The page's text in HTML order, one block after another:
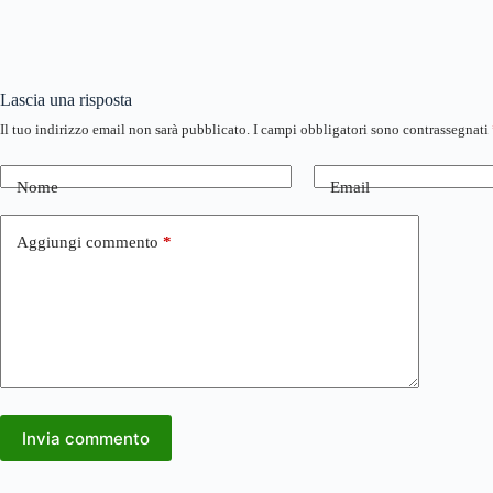
Lascia una risposta
Il tuo indirizzo email non sarà pubblicato. I campi obbligatori sono contrassegnati
Nome Email
Aggiungi commento *
Invia commento